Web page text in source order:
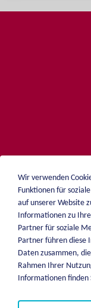
weiblen.
+49 (0)7551 1607
Wir verwenden
Funktionen für
auf unserer Website
Informationen zu
Partner für soziale
Partner führen diese
Daten zusammen,
Rahmen Ihrer
Informationen finden